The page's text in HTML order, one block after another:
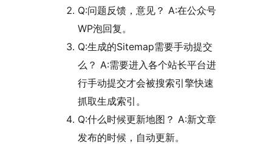
Q:问题反馈，意见？ A:在公众号
WP泡回复。
Q:生成的Sitemap需要手动提交
么？ A:需要进入各个站长平台进
行手动提交才会被搜索引擎快速
抓取生成索引。
Q:什么时候更新地图？ A:新文章
发布的时候，自动更新。